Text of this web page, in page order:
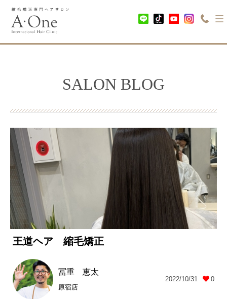
SALON BLOG
王道ヘア 縮毛矯正
冨重 恵太
原宿店
2022/10/31 0